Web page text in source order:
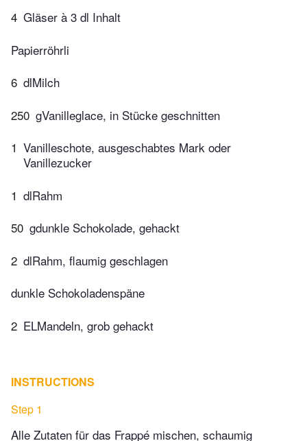
4 Gläser à 3 dl Inhalt
Papierröhrli
6 dlMilch
250 gVanilleglace, in Stücke geschnitten
1 Vanilleschote, ausgeschabtes Mark oder
Vanillezucker
1 dlRahm
50 gdunkle Schokolade, gehackt
2 dlRahm, flaumig geschlagen
dunkle Schokoladenspäne
2 ELMandeln, grob gehackt
INSTRUCTIONS
Step 1
Alle Zutaten für das Frappé mischen, schaumig